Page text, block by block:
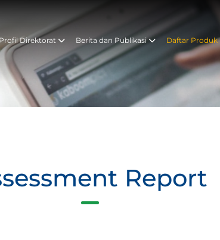
Profil Direktorat Berita dan Publikasi Daftar Produk
Report